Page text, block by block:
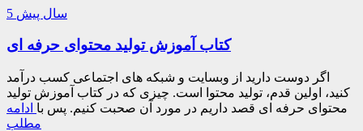
5 سال پیش
کتاب آموزش تولید محتوای حرفه ای
اگر دوست دارید از وبسایت و شبکه های اجتماعی کسب درآمد
کنید، اولین قدم، تولید محتوا است. چیزی که در کتاب آموزش تولید
محتوای حرفه ای قصد داریم در مورد آن صحبت کنیم. پس با ادامه
مطلب